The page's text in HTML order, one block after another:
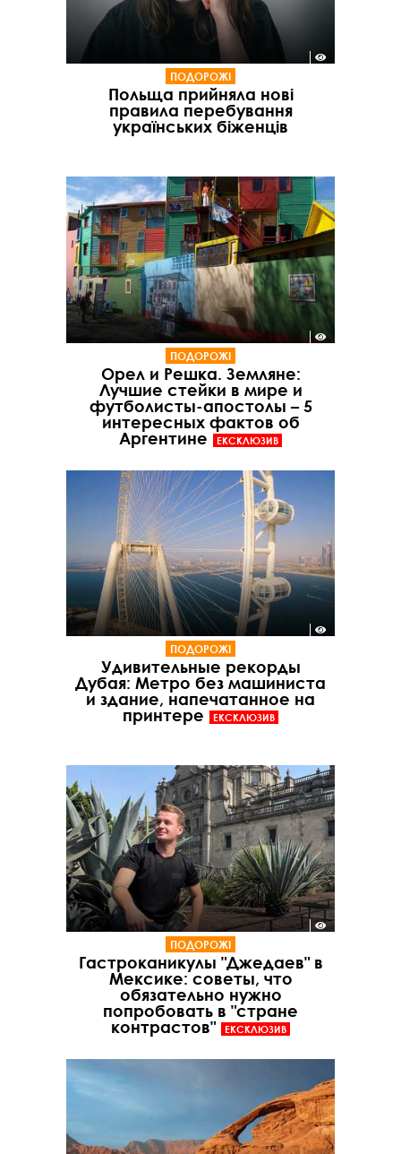
ПОДОРОЖІ
Польща прийняла нові
правила перебування
українських біженців
ПОДОРОЖІ
Орел и Решка. Земляне:
Лучшие стейки в мире и
футболисты-апостолы – 5
интересных фактов об
Аргентине
ЕКСКЛЮЗИВ
ПОДОРОЖІ
Удивительные рекорды
Дубая: Метро без машиниста
и здание, напечатанное на
принтере
ЕКСКЛЮЗИВ
ПОДОРОЖІ
Гастроканикулы "Джедаев" в
Мексике: советы, что
обязательно нужно
попробовать в "стране
контрастов"
ЕКСКЛЮЗИВ